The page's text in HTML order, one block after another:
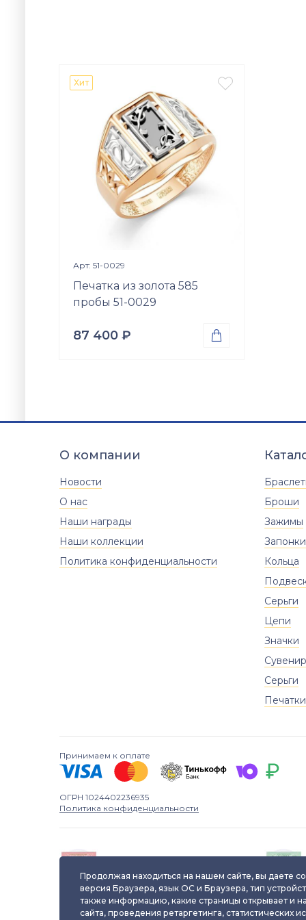
Хит 
Арт: 51-0029
Печатка из золота 585
пробы 51-0029
87 400 ₽ 
Вставки
Размер
21
О компании
Новости
О нас
Наши награды
Наши коллекции
Политика конфиденциальности
Броши
Зажимы
Запонки
Кольца
Серьги
Цепи
Значки
Серьги
Печатки
Принимаем к оплате
ОГРН 1024402236935
Политика конфиденциальности
ювелирного изделия
Продолжая находиться на нашем сайте, вы даете
версия Браузера, язык ОС и Браузера, тип
также информацию, какие страницы открывает и
сайта, проведения ретаргетинга, статистических